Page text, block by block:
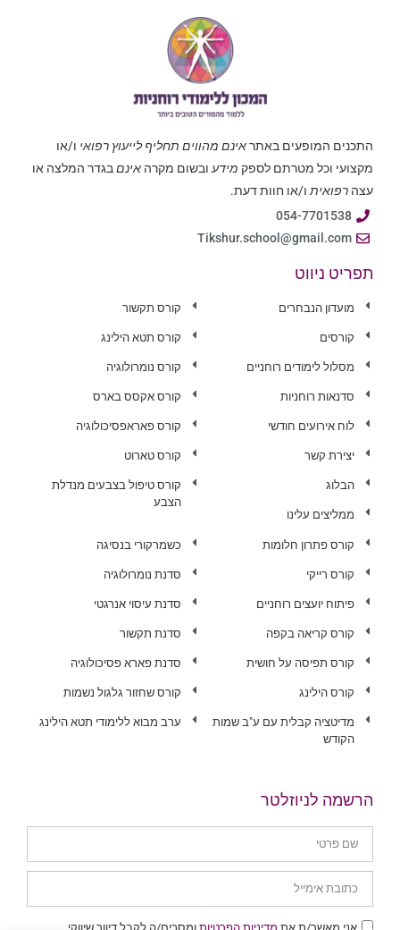
התכנים המופעים באתראינם מהווים תחליף לייעוץ רפואי ו/או
מקצועי וכל מטרתם לספק מידע ובשום מקרה אינםבגדר המלצה או
עצה רפואית ו/או חוות דעת.
054-7701538
Tikshur.school@gmail.com
תפריט ניווט
מועדון הנבחרים
קורסים
מסלול לימודים רוחניים
סדנאות רוחניות
לוח אירועים חודשי
יצירת קשר
הבלוג
ממליצים עלינו
קורס תקשור
קורס תטא הילינג
קורס נומרולוגיה
קורס אקסס בארס
קורס פאראפסיכולוגיה
קורס טארוט
קורס טיפול בצבעים מנדלת
הצבע
קורס פתרון חלומות
קורס רייקי
פיתוח יועצים רוחניים
קורס קריאה בקפה
קורס תפיסה על חושית
קורס הילינג
מדיטציה קבלית עם ע"ב שמות
הקודש
כשמרקורי בנסיגה
סדנת נומרולוגיה
סדנת עיסוי אנרגטי
סדנת תקשור
סדנת פארא פסיכולוגיה
קורס שחזור גלגול נשמות
ערב מבוא ללימודי תטא הילינג
הרשמה לניוזלטר